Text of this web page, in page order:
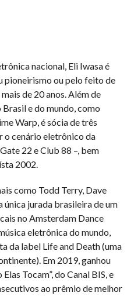
nacional, Eli Iwasa é
pioneirismo ou pelo feito de
de 20 anos. Além de
e do mundo, como
Warp, é sócia de três
o cenário eletrônico da
22 e Club 88 –, bem
2002.
como Todd Terry, Dave
única jurada brasileira de um
no Amsterdam Dance
eletrônica do mundo,
da label Life and Death (uma
Em 2019, ganhou
Tocam”, do Canal BIS, e
ao prêmio de melhor